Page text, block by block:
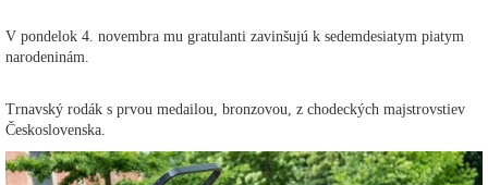
V pondelok 4. novembra mu gratulanti zavinšujú k sedemdesiatym piatym
narodeninám.
Trnavský rodák s prvou medailou, bronzovou, z chodeckých majstrovstiev
Československa.